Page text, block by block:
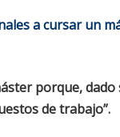
a cursar un
porque,
de trabajo”.